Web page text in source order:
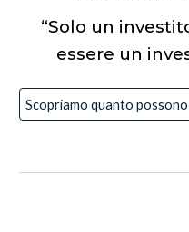
“Solo un
essere un